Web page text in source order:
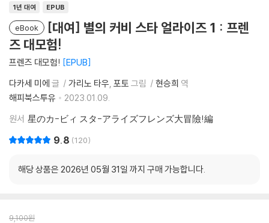
1년 대여 EPUB
eBook
[대여] 별의 커비 스타 얼라이즈 1 : 프렌
즈 대모험!
프렌즈 대모험! EPUB
다카세 미에 글 가리노 타우 포토 그림 현승희 역
해피북스투유
2023.01.09.
원서 星のカ-ビィ スタ-アライズフレンズ大冒險!編
9.8 120
해당 상품은 2026년 05월 31일 까지 구매 가능합니다.
9,100원